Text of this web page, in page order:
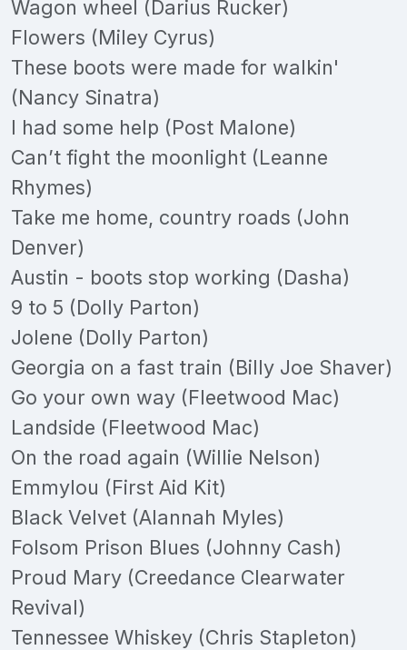
Wagon wheel (Darius Rucker)
Flowers (Miley Cyrus)
These boots were made for walkin'
(Nancy Sinatra)
I had some help (Post Malone)
Can’t fight the moonlight (Leanne
Rhymes)
Take me home, country roads (John
Denver)
Austin - boots stop working (Dasha)
9 to 5 (Dolly Parton)
Jolene (Dolly Parton)
Georgia on a fast train (Billy Joe Shaver)
Go your own way (Fleetwood Mac)
Landside (Fleetwood Mac)
On the road again (Willie Nelson)
Emmylou (First Aid Kit)
Black Velvet (Alannah Myles)
Folsom Prison Blues (Johnny Cash)
Proud Mary (Creedance Clearwater
Revival)
Tennessee Whiskey (Chris Stapleton)